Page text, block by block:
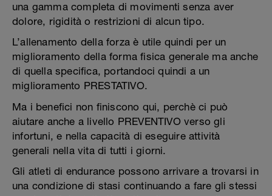
una gamma completa di movimenti senza aver
dolore, rigidità o restrizioni di alcun tipo.
L’allenamento della forza è utile quindi per un
miglioramento della forma fisica generale ma anche
di quella specifica, portandoci quindi a un
miglioramento PRESTATIVO.
Ma i benefici non finiscono qui, perchè ci può
aiutare anche a livello PREVENTIVO verso gli
infortuni, e nella capacità di eseguire attività
generali nella vita di tutti i giorni.
Gli atleti di endurance possono arrivare a trovarsi in
una condizione di stasi continuando a fare gli stessi